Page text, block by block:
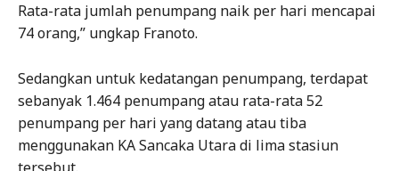
Rata-rata jumlah penumpang naik per hari mencapai
74 orang,” ungkap Franoto.
Sedangkan untuk kedatangan penumpang, terdapat
sebanyak 1.464 penumpang atau rata-rata 52
penumpang per hari yang datang atau tiba
menggunakan KA Sancaka Utara di lima stasiun